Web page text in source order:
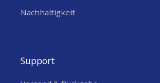
Nachhaltigkeit
Support